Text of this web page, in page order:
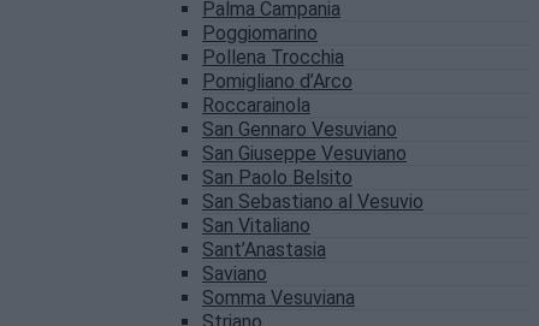
Palma Campania
Poggiomarino
Pollena Trocchia
Pomigliano d’Arco
Roccarainola
San Gennaro Vesuviano
San Giuseppe Vesuviano
San Paolo Belsito
San Sebastiano al Vesuvio
San Vitaliano
Sant’Anastasia
Saviano
Somma Vesuviana